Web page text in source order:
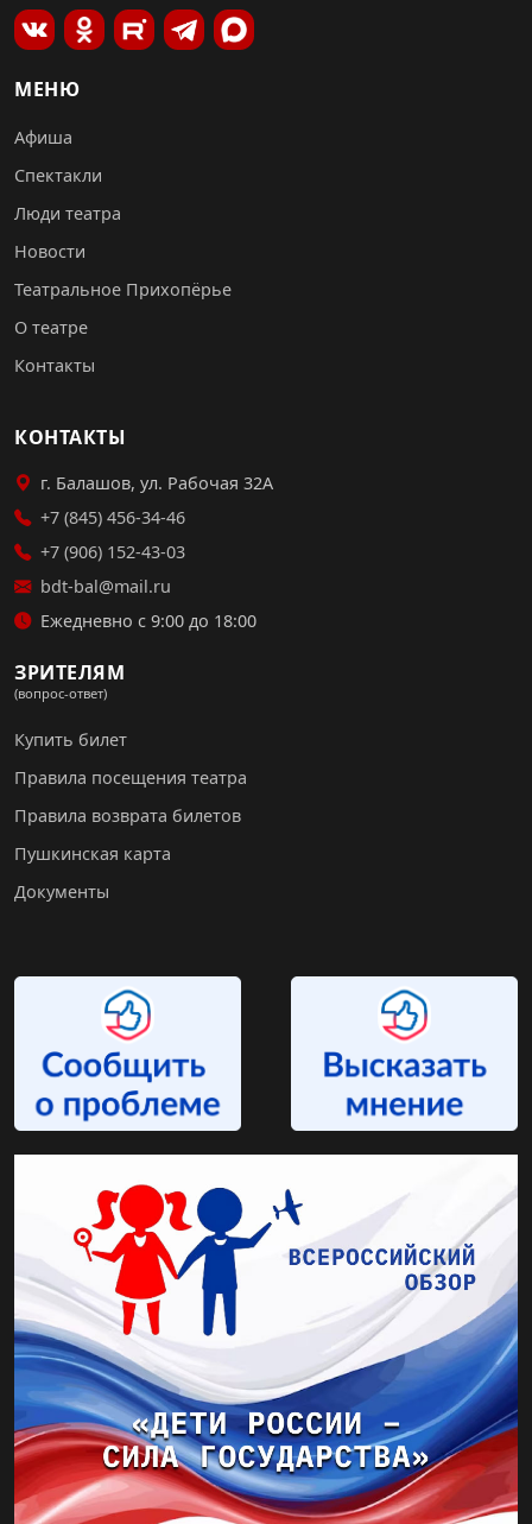
МЕНЮ
Афиша
Спектакли
Люди театра
Новости
Театральное Прихопёрье
О театре
Контакты
КОНТАКТЫ
г. Балашов, ул. Рабочая 32А
+7 (845) 456-34-46
+7 (906) 152-43-03
bdt-bal@mail.ru
Ежедневно с 9:00 до 18:00
ЗРИТЕЛЯМ
(вопрос-ответ)
Купить билет
Правила посещения театра
Правила возврата билетов
Пушкинская карта
Документы